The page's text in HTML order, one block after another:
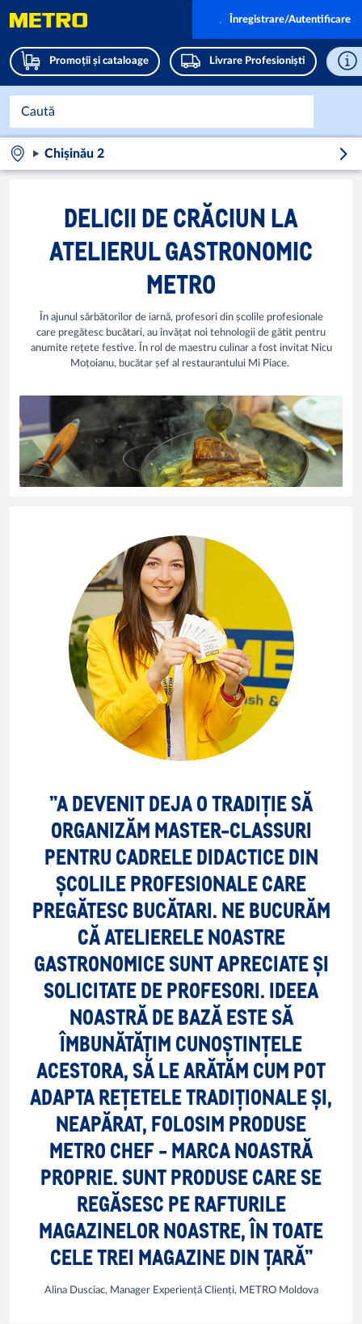
Promoții și cataloage Livrare Profesioniști
Înregistrare/Autentificare
Chișinău 2
DELICII DE CRĂCIUN LA
ATELIERUL GASTRONOMIC
METRO
În ajunul sărbătorilor de iarnă, profesori din școlile profesionale
care pregătesc bucătari, au învățat noi tehnologii de gătit pentru
anumite rețete festive. În rol de maestru culinar a fost invitat Nicu
Moțoianu, bucătar șef al restaurantului Mi Piace.
”A DEVENIT DEJA O TRADIȚIE SĂ
ORGANIZĂM MASTER-CLASSURI
PENTRU CADRELE DIDACTICE DIN
ȘCOLILE PROFESIONALE CARE
PREGĂTESC BUCĂTARI. NE BUCURĂM
CĂ ATELIERELE NOASTRE
GASTRONOMICE SUNT APRECIATE ȘI
SOLICITATE DE PROFESORI. IDEEA
NOASTRĂ DE BAZĂ ESTE SĂ
ÎMBUNĂTĂȚIM CUNOȘTINȚELE
ACESTORA, SĂ LE ARĂTĂM CUM POT
ADAPTA REȚETELE TRADIȚIONALE ȘI,
NEAPĂRAT, FOLOSIM PRODUSE
METRO CHEF - MARCA NOASTRĂ
PROPRIE. SUNT PRODUSE CARE SE
REGĂSESC PE RAFTURILE
MAGAZINELOR NOASTRE, ÎN TOATE
CELE TREI MAGAZINE DIN ȚARĂ”
Alina Dusciac, Manager Experiență Clienți, METRO Moldova